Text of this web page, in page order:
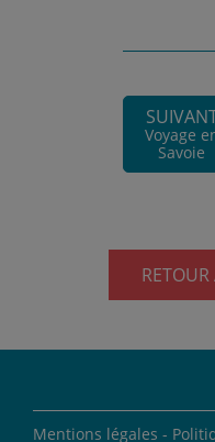
Voyage
Savoie
Mentions légales -